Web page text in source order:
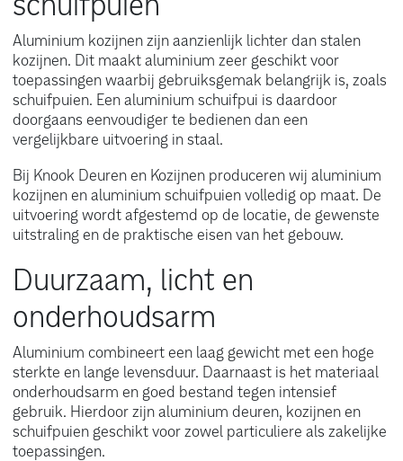
Aluminium kozijnen zijn aanzienlijk lichter dan stalen
kozijnen. Dit maakt aluminium zeer geschikt voor
toepassingen waarbij gebruiksgemak belangrijk is, zoals
schuifpuien. Een aluminium schuifpui is daardoor
doorgaans eenvoudiger te bedienen dan een
vergelijkbare uitvoering in staal.
Bij Knook Deuren en Kozijnen produceren wij aluminium
kozijnen en aluminium schuifpuien volledig op maat. De
uitvoering wordt afgestemd op de locatie, de gewenste
uitstraling en de praktische eisen van het gebouw.
Duurzaam, licht en
onderhoudsarm
Aluminium combineert een laag gewicht met een hoge
sterkte en lange levensduur. Daarnaast is het materiaal
onderhoudsarm en goed bestand tegen intensief
gebruik. Hierdoor zijn aluminium deuren, kozijnen en
schuifpuien geschikt voor zowel particuliere als zakelijke
toepassingen.